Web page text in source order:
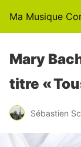
Ma Musique
Mary
titre «
Sébastien